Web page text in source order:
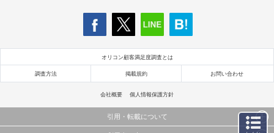
オリコン顧客満足度調査とは
調査方法 掲載規約 お問い合わせ
会社概要 個人情報保護方針
引用・転載について